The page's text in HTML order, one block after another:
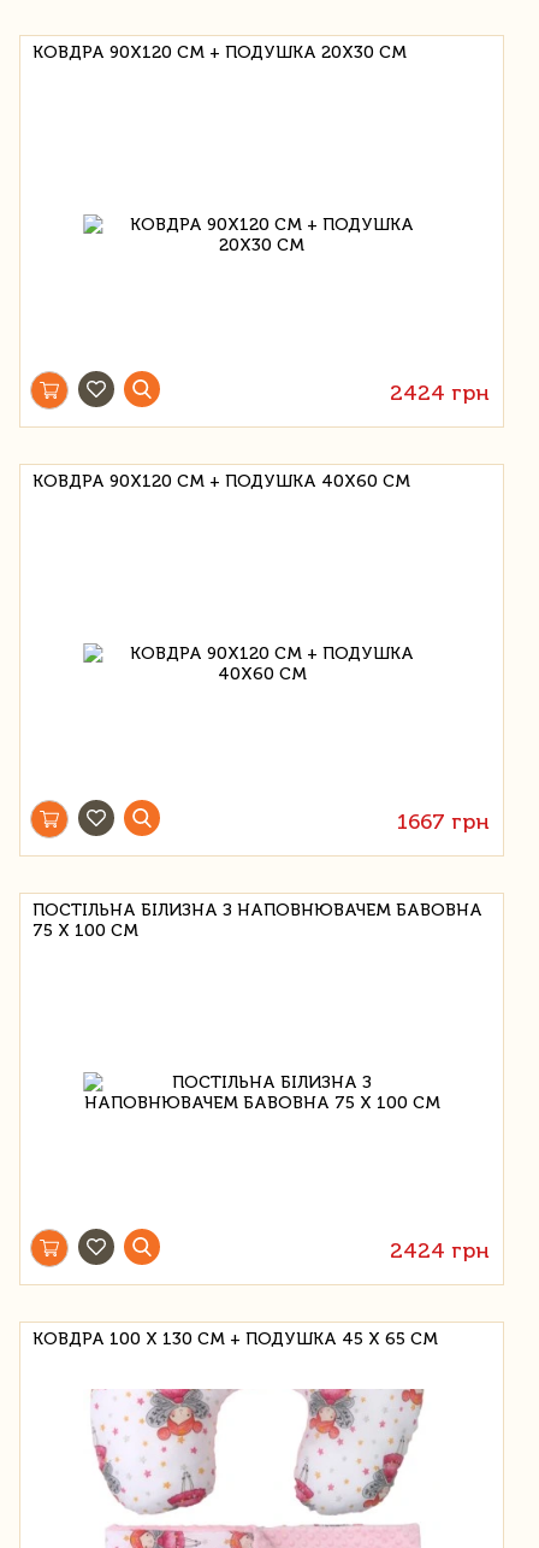
КОВДРА 90Х120 СМ + ПОДУШКА 20Х30 СМ
2424 грн
КОВДРА 90Х120 СМ + ПОДУШКА 40Х60 СМ
1667 грн
ПОСТІЛЬНА БІЛИЗНА З НАПОВНЮВАЧЕМ БАВОВНА
75 Х 100 СМ
2424 грн
КОВДРА 100 Х 130 СМ + ПОДУШКА 45 Х 65 СМ